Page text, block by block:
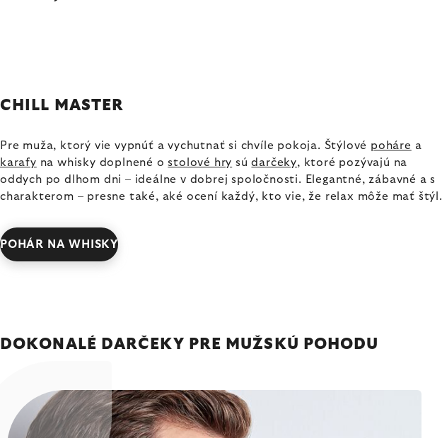
CHILL MASTER
Pre muža, ktorý vie vypnúť a vychutnať si chvíle pokoja. Štýlové poháre a
karafy na whisky doplnené ostolové hry súdarčeky, ktoré pozývajú na
oddych po dlhom dni – ideálne v dobrej spoločnosti. Elegantné, zábavné a s
charakterom – presne také, aké ocení každý, kto vie, že relax môže mať štýl.
POHÁR NA WHISKY
DOKONALÉ DARČEKY PRE MUŽSKÚ POHODU